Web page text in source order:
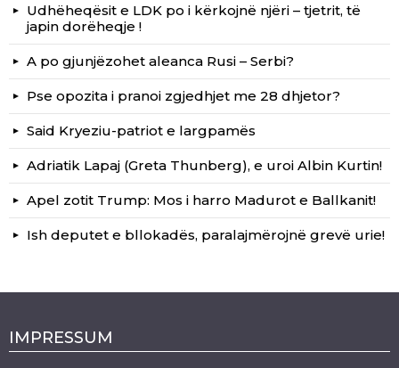
Udhëheqësit e LDK po i kërkojnë njëri – tjetrit, të
japin dorëheqje !
A po gjunjëzohet aleanca Rusi – Serbi?
Pse opozita i pranoi zgjedhjet me 28 dhjetor?
Said Kryeziu-patriot e largpamës
Adriatik Lapaj (Greta Thunberg), e uroi Albin Kurtin!
Apel zotit Trump: Mos i harro Madurot e Ballkanit!
Ish deputet e bllokadës, paralajmërojnë grevë urie!
IMPRESSUM